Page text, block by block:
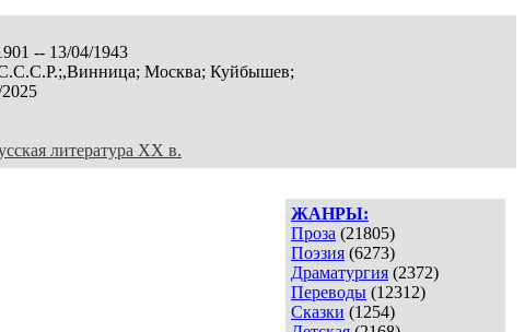
-- 13/04/1943
Москва; Куйбышев;
литература XX в.
ЖАНРЫ:
Проза (21805)
Поэзия (6273)
Драматургия (2372)
Переводы (12312)
Сказки (1254)